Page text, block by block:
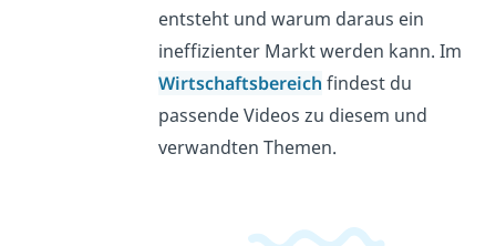
entsteht und warum daraus ein
ineffizienter Markt werden kann. Im
Wirtschaftsbereich findest du
passende Videos zu diesem und
verwandten Themen.